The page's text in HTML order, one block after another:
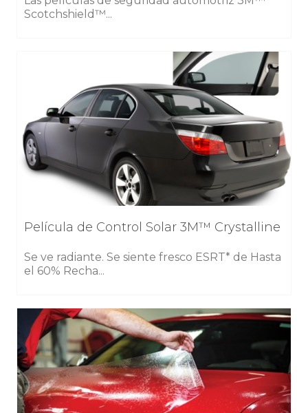
Scotchshield™...
Película de Control Solar 3M™ Crystalline
Se ve radiante. Se siente fresco ESRT* de Hasta
el 60% Recha...